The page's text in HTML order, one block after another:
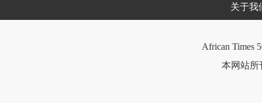
关于我
African Times
本网站所